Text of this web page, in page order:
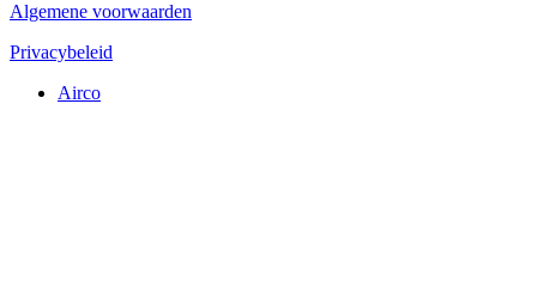
Algemene voorwaarden
Privacybeleid
Airco